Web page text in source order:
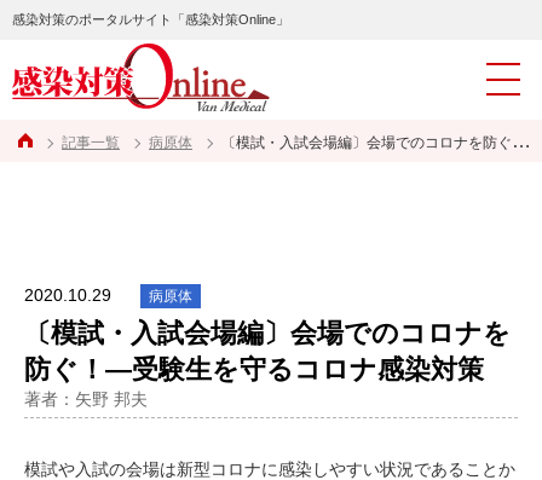
感染対策のポータルサイト「感染対策Online」
記事一覧 病原体 〔模試・入試会場編〕会場でのコロナを防ぐ！―受験生を守るコロナ感染対策
2020.10.29 病原体
〔模試・入試会場編〕会場でのコロナを
防ぐ！―受験生を守るコロナ感染対策
著者：矢野 邦夫
模試や入試の会場は新型コロナに感染しやすい状況であることか